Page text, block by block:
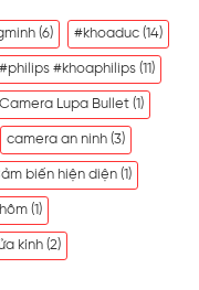
(6) #khoaduc (14)
#philips #khoaphilips (11)
Lupa Bullet (1)
camera an ninh (3)
biến hiện diện (1)
(1)
kính (2)